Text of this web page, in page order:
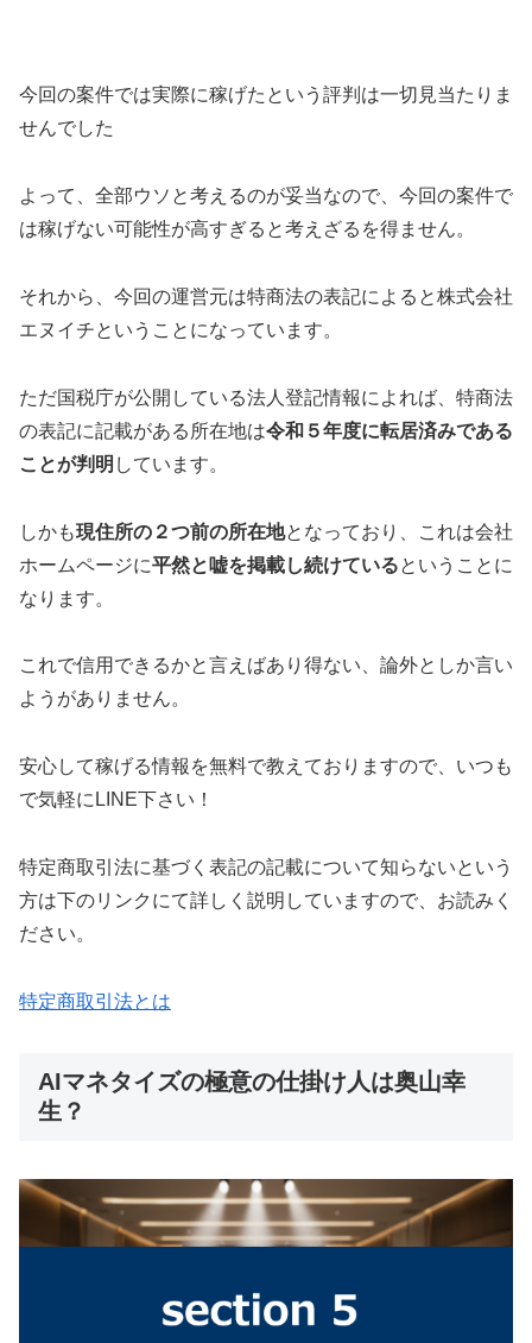
今回の案件では実際に稼げたという評判は一切見当たりま
せんでした
よって、全部ウソと考えるのが妥当なので、今回の案件で
は稼げない可能性が高すぎると考えざるを得ません。
それから、今回の運営元は特商法の表記によると株式会社
エヌイチということになっています。
ただ国税庁が公開している法人登記情報によれば、特商法
の表記に記載がある所在地は令和５年度に転居済みである
ことが判明 しています。
しかも現住所の２つ前の所在地となっており、これは会社
ホームページに平然と嘘を掲載し続けているということに
なります。
これで信用できるかと言えばあり得ない、論外としか言い
ようがありません。
安心して稼げる情報を無料で教えておりますので、いつも
で気軽にLINE下さい！
特定商取引法に基づく表記の記載について知らないという
方は下のリンクにて詳しく説明していますので、お読みく
ださい。
特定商取引法とは
AIマネタイズの極意の仕掛け人は奥山幸
生？